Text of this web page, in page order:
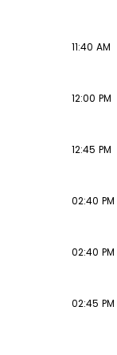
11:40 AM
12:00 PM
12:45 PM
02:40 PM
02:40 PM
02:45 PM